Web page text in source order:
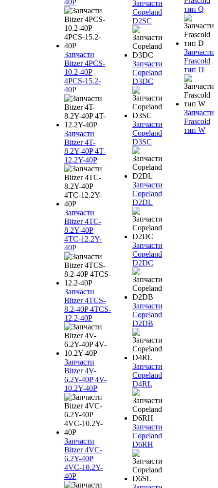
40P
Запчасти
Bitzer 4PCS-
10.2-40P
4PCS-15.2-
40P
Запчасти
Bitzer 4T-
8.2Y-40P 4T-
12.2Y-40P
Запчасти
Bitzer 4TC-
8.2Y-40P
4TC-12.2Y-
40P
Запчасти
Bitzer 4TCS-
8.2-40P 4TCS-
12.2-40P
Запчасти
Bitzer 4V-
6.2Y-40P 4V-
10.2Y-40P
Запчасти
Bitzer 4VC-
6.2Y-40P
4VC-10.2Y-
40P
Запчасти
Copeland
D2SC
Запчасти
Copeland
D3DC
Запчасти
Copeland
D3SC
Запчасти
Copeland
D2DL
Запчасти
Copeland
D2DC
Запчасти
Copeland
D2DB
Запчасти
Copeland
D4RL
Запчасти
Copeland
D6RH
тип Q
Запчасти
Frascold
тип D
Запчасти
Frascold
тип W